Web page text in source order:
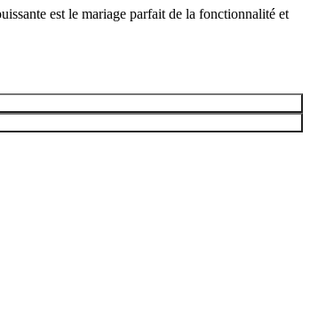
est le mariage parfait de la fonctionnalité et